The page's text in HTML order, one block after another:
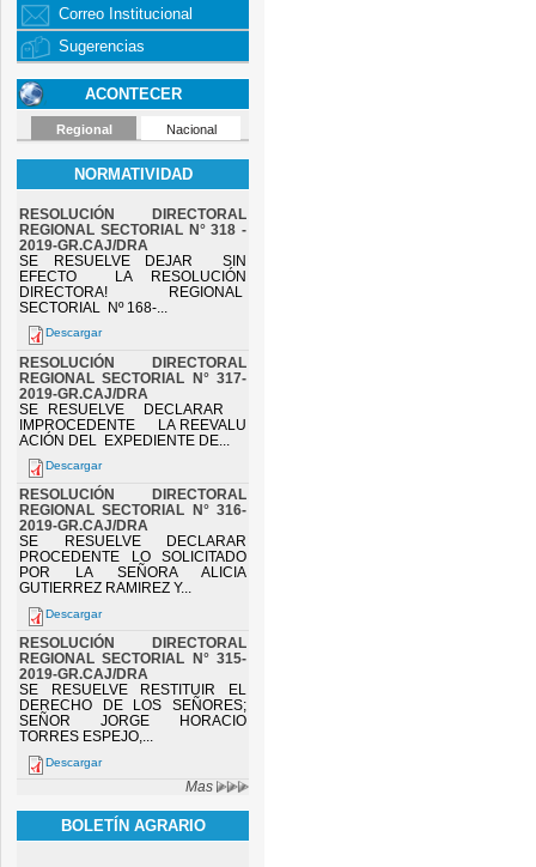
Correo Institucional
Sugerencias
ACONTECER
Regional Nacional
NORMATIVIDAD
RESOLUCIÓN DIRECTORAL
REGIONAL SECTORIAL N° 318 -
2019-GR.CAJ/DRA
SE RESUELVE DEJAR SIN
EFECTO LA RESOLUCIÓN
DIRECTORA! REGIONAL
SECTORIAL Nº 168-...
Descargar
RESOLUCIÓN DIRECTORAL
REGIONAL SECTORIAL N° 317-
2019-GR.CAJ/DRA
SE RESUELVE DECLARAR
IMPROCEDENTE LA REEVALU
ACIÓN DEL EXPEDIENTE DE...
Descargar
RESOLUCIÓN DIRECTORAL
REGIONAL SECTORIAL N° 316-
2019-GR.CAJ/DRA
SE RESUELVE DECLARAR
PROCEDENTE LO SOLICITADO
POR LA SEÑORA ALICIA
GUTIERREZ RAMIREZ Y...
Descargar
RESOLUCIÓN DIRECTORAL
REGIONAL SECTORIAL N° 315-
2019-GR.CAJ/DRA
SE RESUELVE RESTITUIR EL
DERECHO DE LOS SEÑORES;
SEÑOR JORGE HORACIO
TORRES ESPEJO,...
Descargar
Mas
BOLETÍN AGRARIO